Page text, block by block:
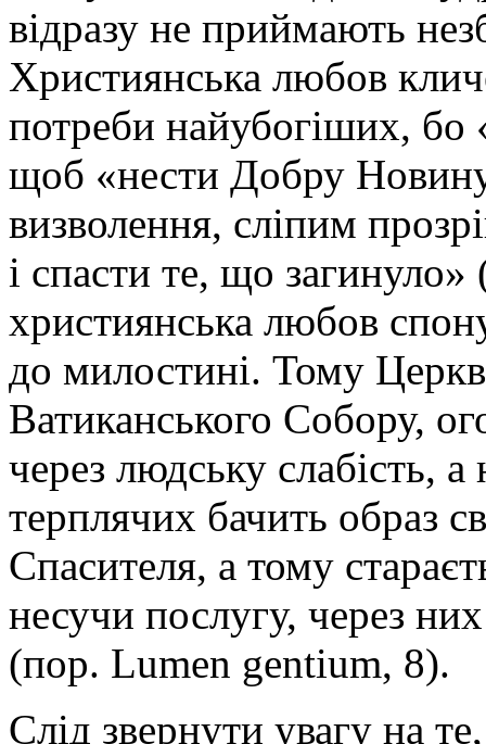
відразу не приймають
Християнська любов
потреби найубогіших,
щоб «нести Добру
визволення, сліпим
і спасти те, що
християнська любов
до милостині. Тому
Ватиканського Собору,
через людську слабість, а
терплячих бачить образ
Спасителя, а тому
несучи послугу, через
(пор. Lumen gentium, 8).
Слід звернути увагу на